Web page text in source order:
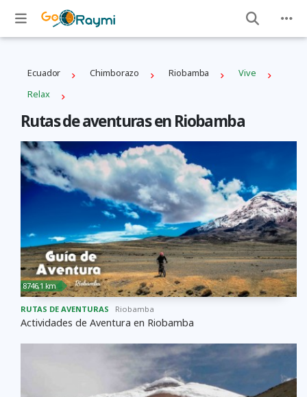
Ecuador Chimborazo Riobamba
Vive
Relax
Rutas de aventuras en Riobamba
8746,1 km
RUTAS DE AVENTURAS Riobamba
Actividades de Aventura en Riobamba